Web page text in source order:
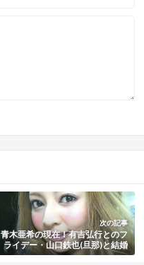
次の記事
青木亜希の現在！有吉弘行とのフ
ライデー・山口鉄也(旦那)と結婚
と子供も総まとめ